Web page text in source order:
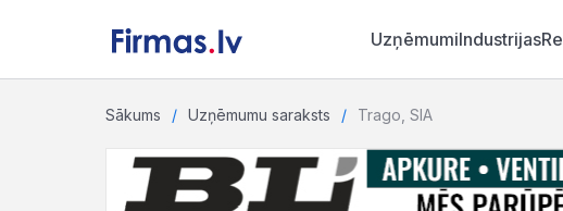
UzņēmumiIndustrijas
Sākums Uzņēmumu saraksts Trago, SIA